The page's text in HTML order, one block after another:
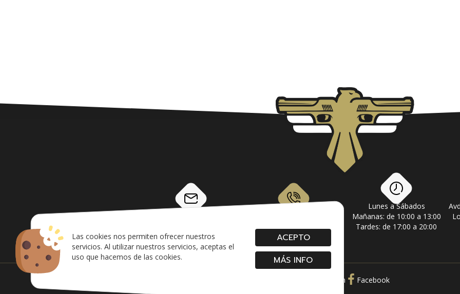
Las cookies nos permiten ofrecer nuestros
servicios. Al utilizar nuestros servicios, aceptas el
uso que hacemos de las cookies.
ACEPTO
MÁS INFO
Lunes a Sábados
Mañanas: de 10:00 a 13:00
Tardes: de 17:00 a 20:00
Instagram Facebook